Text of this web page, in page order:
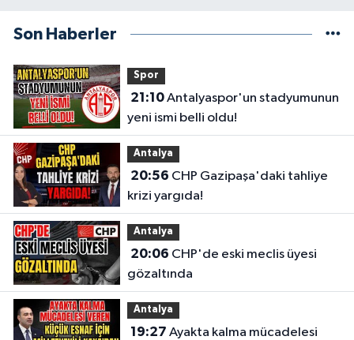
Son Haberler
Spor
21:10Antalyaspor'un stadyumunun
yeni ismi belli oldu!
Antalya
20:56
krizi yargıda!
Antalya
20:06
gözaltında
Antalya
19:27